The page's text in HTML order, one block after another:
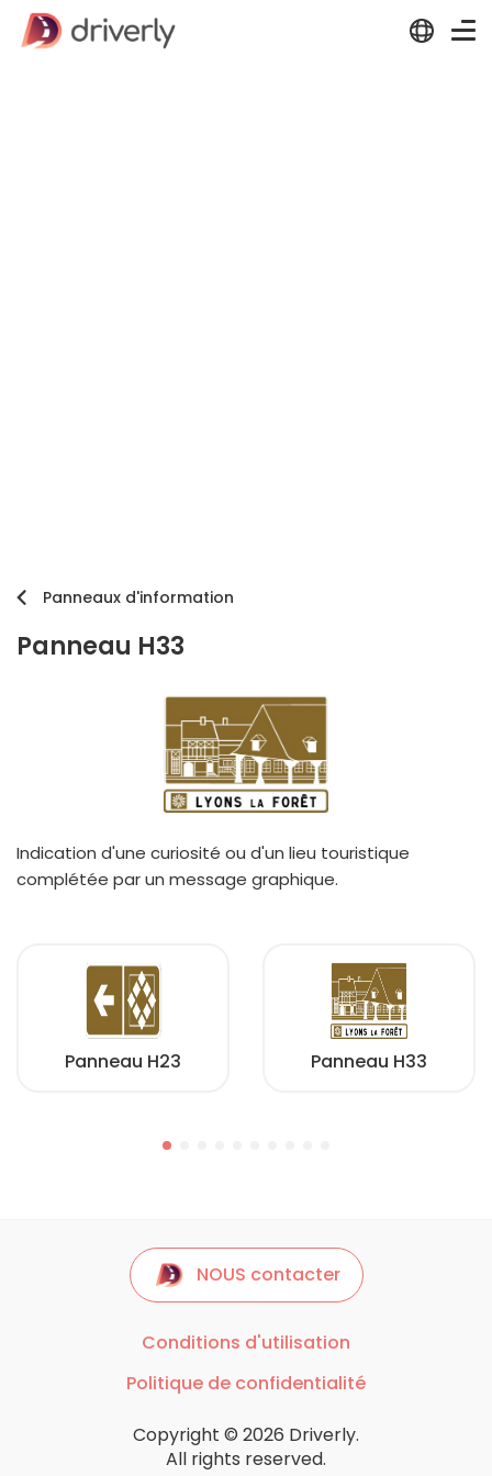
Panneaux d'information
Panneau H33
Indication d'une curiosité ou d'un lieu touristique
complétée par un message graphique.
Panneau H23 Panneau H33
NOUS contacter
Conditions d'utilisation
Politique de confidentialité
Copyright © 2026 Driverly.
All rights reserved.